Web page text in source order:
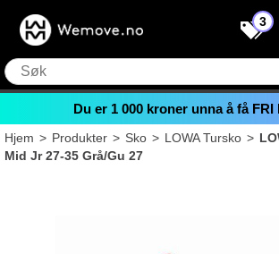
3
Du er 1 000 kroner unna å få FRI
Hjem>Produkter>Sko>LOWA Tursko>
Mid Jr 27-35 Grå/Gu 27